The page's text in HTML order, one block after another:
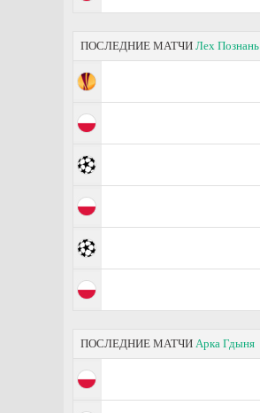
ПОСЛЕДНИЕ МАТЧИ Лех Познань
ПОСЛЕДНИЕ МАТЧИ Арка Гдыня